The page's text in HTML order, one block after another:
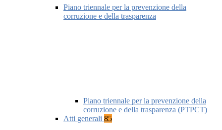
Piano triennale per la prevenzione della
corruzione e della trasparenza
Piano triennale per la prevenzione della
corruzione e della trasparenza (PTPCT)
Atti generali 85